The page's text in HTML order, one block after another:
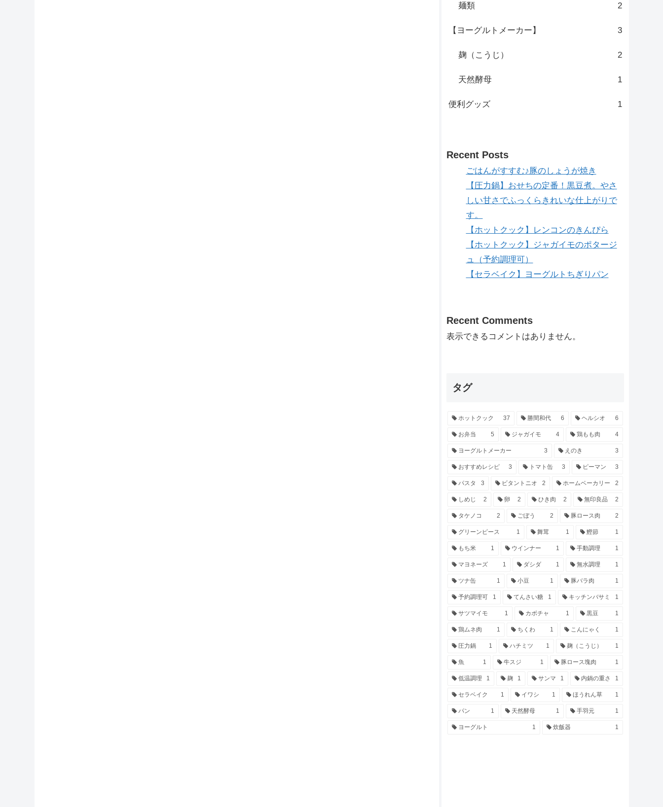
麺類 2
【ヨーグルトメーカー】 3
麹（こうじ） 2
天然酵母 1
便利グッズ 1
Recent Posts
ごはんがすすむ♪豚のしょうが焼き
【圧力鍋】おせちの定番！黒豆煮。やさ
しい甘さでふっくらきれいな仕上がりで
す。
【ホットクック】レンコンのきんぴら
【ホットクック】ジャガイモのポタージ
ュ（予約調理可）
【セラベイク】ヨーグルトちぎりパン
Recent Comments
表示できるコメントはありません。
タグ
ホットクック 37 勝間和代 6 ヘルシオ 6
お弁当 5 ジャガイモ 4 鶏もも肉 4
ヨーグルトメーカー 3 えのき 3
おすすめレシピ 3 トマト缶 3 ピーマン 3
パスタ 3 ビタントニオ 2 ホームベーカリー 2
しめじ 2 卵 2 ひき肉 2 無印良品 2
タケノコ 2 ごぼう 2 豚ロース肉 2
グリーンピース 1 舞茸 1 鰹節 1
もち米 1 ウインナー 1 手動調理 1
マヨネーズ 1 ダシダ 1 無水調理 1
ツナ缶 1 小豆 1 豚バラ肉 1
予約調理可 1 てんさい糖 1 キッチンバサミ 1
サツマイモ 1 カボチャ 1 黒豆 1
鶏ムネ肉 1 ちくわ 1 こんにゃく 1
圧力鍋 1 ハチミツ 1 麹（こうじ） 1
魚 1 牛スジ 1 豚ロース塊肉 1
低温調理 1 麹 1 サンマ 1 内鍋の重さ 1
セラベイク 1 イワシ 1 ほうれん草 1
パン 1 天然酵母 1 手羽元 1
ヨーグルト 1 炊飯器 1